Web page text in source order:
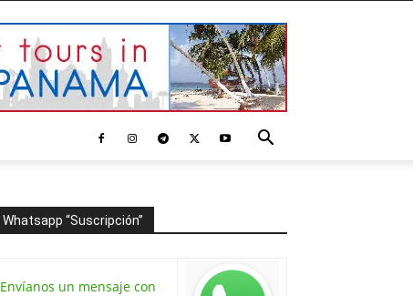
Whatsapp “Suscripción”
Envíanos un mensaje con